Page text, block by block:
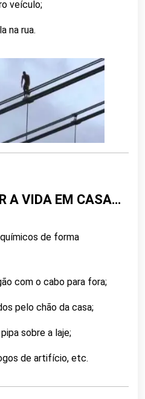
veículo;
na rua.
A VIDA EM CASA…
de forma
com o cabo para fora;
pelo chão da casa;
sobre a laje;
de artifício, etc.